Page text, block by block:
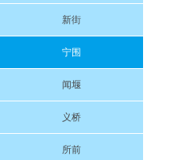
新街
宁围
闻堰
义桥
所前